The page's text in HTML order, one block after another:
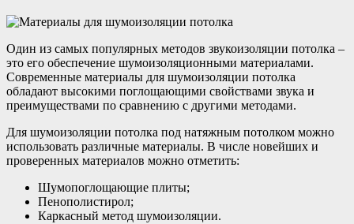
Один из самых популярных методов звукоизоляции потолка –
это его обеспечение шумоизоляционными материалами.
Современные материалы для шумоизоляции потолка
обладают высокими поглощающими свойствами звука и
преимуществами по сравнению с другими методами.
Для шумоизоляции потолка под натяжным потолком можно
использовать различные материалы. В числе новейших и
проверенных материалов можно отметить:
Шумопоглощающие плиты;
Пенополистирол;
Каркасный метод шумоизоляции.